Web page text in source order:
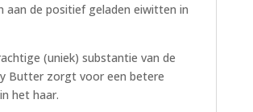
aan de positief geladen eiwitten in
(uniek) substantie van de
Butter zorgt voor een betere
het haar.